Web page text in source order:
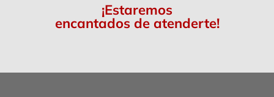
¡Estaremos
encantados de atenderte!